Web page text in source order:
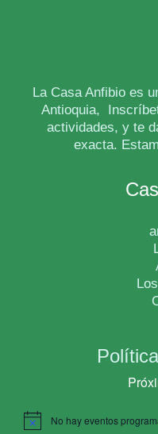
La Casa Anfibio es
Antioquia,
actividades, y te
exacta.
N
No hay eventos